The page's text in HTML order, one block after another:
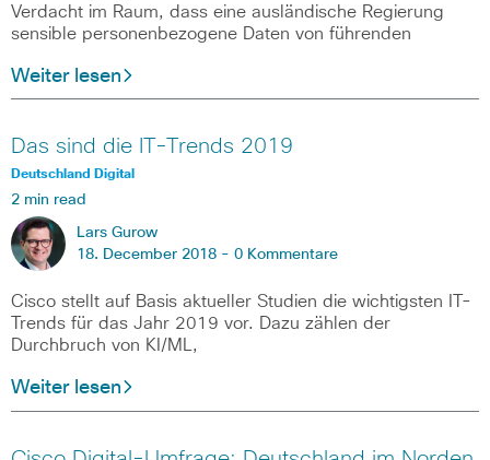
Verdacht im Raum, dass eine ausländische Regierung
sensible personenbezogene Daten von führenden
Weiter lesen
Das sind die IT-Trends 2019
Deutschland Digital
2 min read
Lars Gurow
18. December 2018 - 0 Kommentare
Cisco stellt auf Basis aktueller Studien die wichtigsten IT-
Trends für das Jahr 2019 vor. Dazu zählen der
Durchbruch von KI/ML,
Weiter lesen